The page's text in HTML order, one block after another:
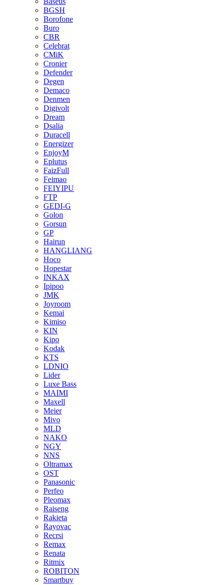
BGSH
Borofone
Buro
CBR
Celebrat
CMiK
Cronier
Defender
Degen
Demaco
Denmen
Digivolt
Dream
Dsalia
Duracell
Energizer
EnjoyM
Eplutus
FaizFull
Feimao
FEIYIPU
FTP
GEDI-G
Golon
Gorsun
GP
Hairun
HANGLIANG
Hoco
Hopestar
INKAX
Ipipoo
JMK
Joyroom
Kemai
Kimiso
KIN
Kipo
Kodak
KTS
LDNIO
Lider
Luxe Bass
MAIMI
Maxell
Meier
Mivo
MLD
NAKO
NGY
NNS
Oltramax
OST
Panasonic
Perfeo
Pleomax
Raiseng
Rakieta
Rayovac
Recrsi
Remax
Renata
Ritmix
ROBITON
Smartbuy